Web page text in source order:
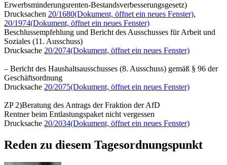
Erwerbsminderungsrenten-Bestandsverbesserungsgesetz)
Drucksachen 20/1680(Dokument, öffnet ein neues Fenster),
20/1974(Dokument, öffnet ein neues Fenster)
Beschlussempfehlung und Bericht des Ausschusses für Arbeit und
Soziales (11. Ausschuss)
Drucksache 20/2074(Dokument, öffnet ein neues Fenster)
– Bericht des Haushaltsausschusses (8. Ausschuss) gemäß § 96 der
Geschäftsordnung
Drucksache 20/2075(Dokument, öffnet ein neues Fenster)
ZP 2)Beratung des Antrags der Fraktion der AfD
Rentner beim Entlastungspaket nicht vergessen
Drucksache 20/2034(Dokument, öffnet ein neues Fenster)
Reden zu diesem Tagesordnungspunkt